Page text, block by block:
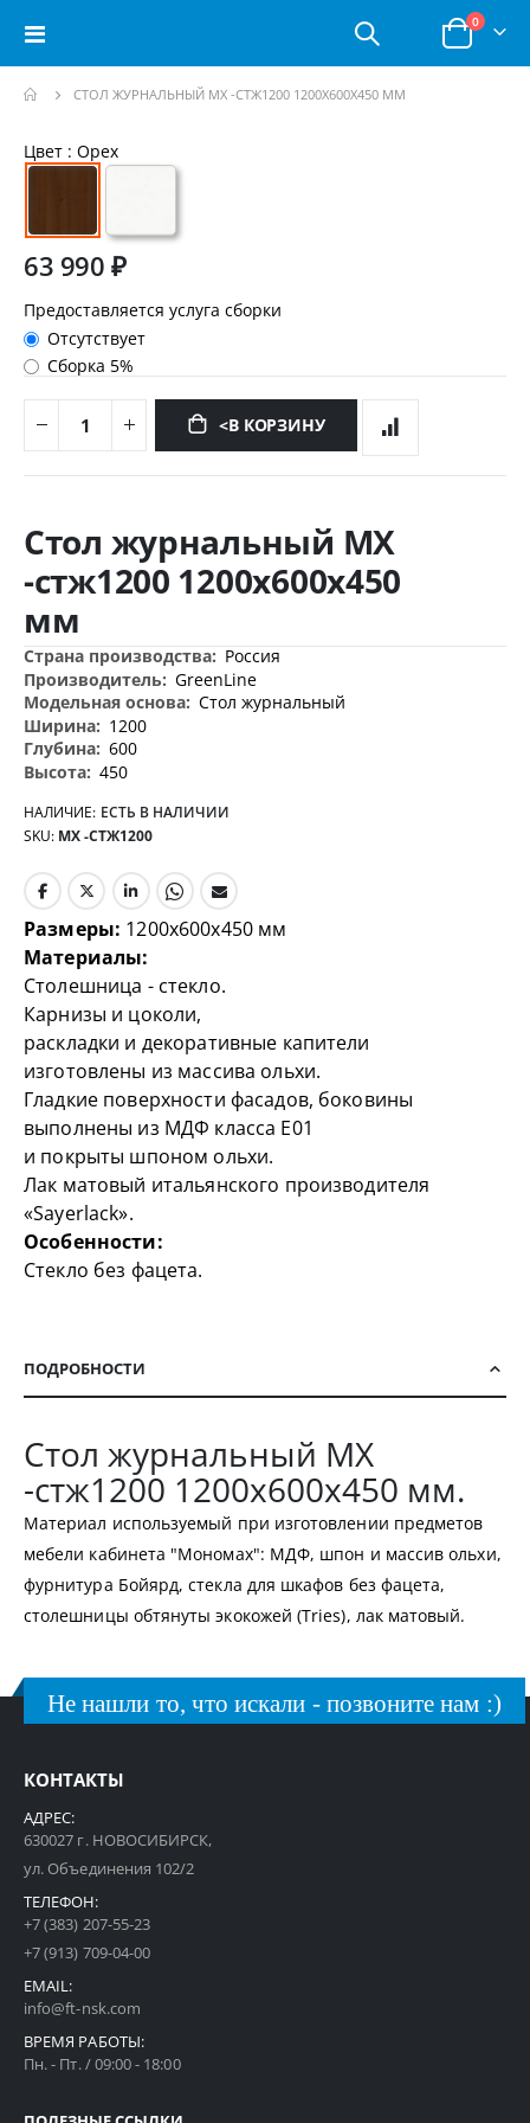
Toggle
Корзина
0позиции
СТОЛ ЖУРНАЛЬНЫЙ МХ -СТЖ1200 1200Х600Х450 ММ
и
перейти
изображений
Цвет : Орех
63 990 ₽
Предоставляется услуга сборки
Отсутствует
Сборка 5%
<В КОРЗИНУ
началу
изображений
Стол журнальный МХ
-стж1200 1200х600х450
мм
Дополнительная
информация
Россия
GreenLine
Стол журнальный
1200
600
450
НАЛИЧИЕ: ЕСТЬ В НАЛИЧИИ
SKU МХ -СТЖ1200
Размеры: 1200х600х450 мм
Материалы:
Столешница - стекло.
Карнизы и цоколи,
раскладки и декоративные капители
изготовлены из массива ольхи.
Гладкие поверхности фасадов, боковины
выполнены из МДФ класса Е01
и покрыты шпоном ольхи.
Лак матовый итальянского производителя
«Sayerlack».
Особенности:
Стекло без фацета.
ПОДРОБНОСТИ
Стол журнальный МХ
-стж1200 1200х600х450 мм.
Материал используемый при изготовлении предметов
мебели кабинета "Мономах": МДФ, шпон и массив ольхи,
фурнитура Бойярд, стекла для шкафов без фацета,
столешницы обтянуты экокожей (Tries), лак матовый.
Не нашли то, что искали - позвоните нам :)
КОНТАКТЫ
АДРЕС:
630027 г. НОВОСИБИРСК,
ул. Объединения 102/2
ТЕЛЕФОН:
+7 (383) 207-55-23
+7 (913) 709-04-00
EMAIL:
info@ft-nsk.com
ВРЕМЯ РАБОТЫ:
Пн. - Пт. / 09:00 - 18:00